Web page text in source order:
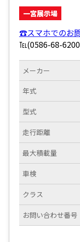
一宮展示場
☎スマホでのお
℡(0586-68-
メーカー
年式
型式
走行距離
最大積載量
車検
クラス
お問い合わせ番号